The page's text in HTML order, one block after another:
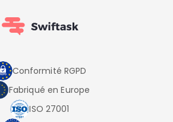
Conformité RGPD
Fabriqué en Europe
ISO 27001